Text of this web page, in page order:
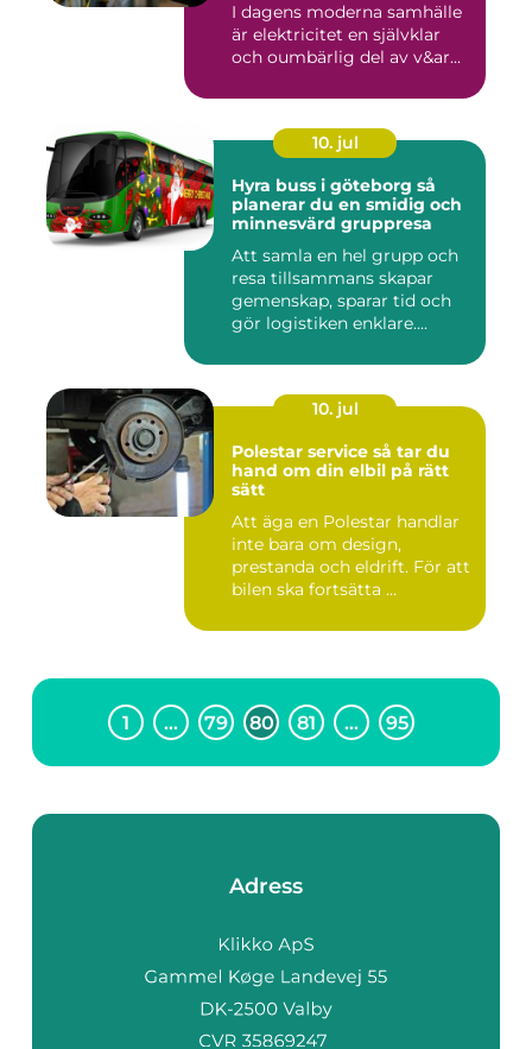
I dagens moderna samhälle
är elektricitet en självklar
och oumbärlig del av v&ar...
10. jul
Hyra buss i göteborg så
planerar du en smidig och
minnesvärd gruppresa
Att samla en hel grupp och
resa tillsammans skapar
gemenskap, sparar tid och
gör logistiken enklare....
10. jul
Polestar service så tar du
hand om din elbil på rätt
sätt
Att äga en Polestar handlar
inte bara om design,
prestanda och eldrift. För att
bilen ska fortsätta ...
1 … 79 80 81 … 95
Adress